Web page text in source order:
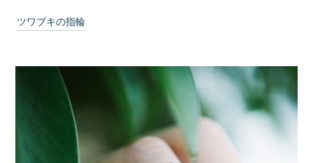
ツワブキの指輪